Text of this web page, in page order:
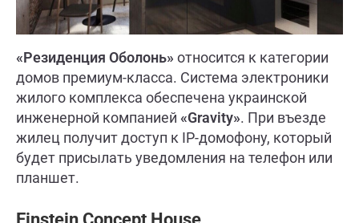
«Резиденция Оболонь» относится к категории
домов премиум-класса. Система электроники
жилого комплекса обеспечена украинской
инженерной компанией «Gravity». При въезде
жилец получит доступ к IP-домофону, который
будет присылать уведомления на телефон или
планшет.